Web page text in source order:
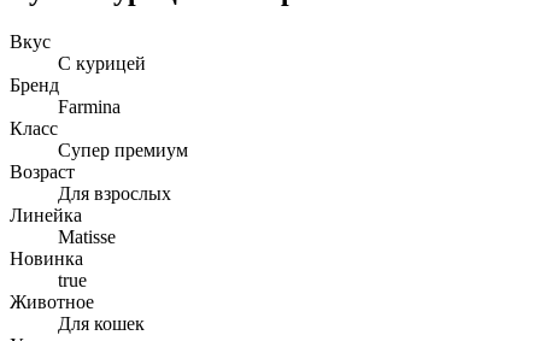
Вкус
С курицей
Бренд
Farmina
Класс
Супер премиум
Возраст
Для взрослых
Линейка
Matisse
Новинка
true
Животное
Для кошек